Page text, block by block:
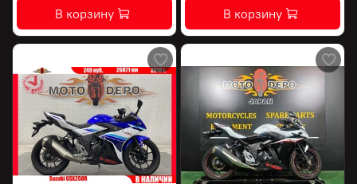
В корзину В корзину